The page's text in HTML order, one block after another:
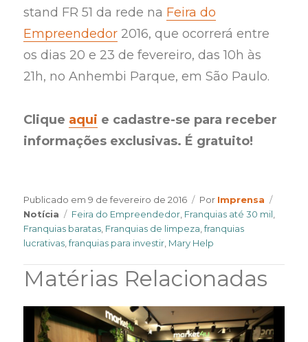
stand FR 51 da rede na Feira do
Empreendedor 2016, que ocorrerá entre
os dias 20 e 23 de fevereiro, das 10h às
21h, no Anhembi Parque, em São Paulo.
Clique aqui e cadastre-se para receber
informações exclusivas. É gratuito!
Publicado em9 de fevereiro de 2016 Por Author
Imprensa
Notícia
Tags
Feira do Empreendedor Franquias até 30 mil
Franquias baratas Franquias de limpeza ,franquias
lucrativas ,franquias para investir Mary Help
Matérias Relacionadas